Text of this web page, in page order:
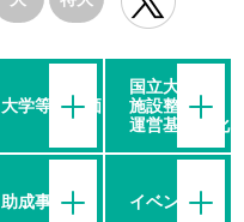
大学等の評価
国立大学の
施設整備・
運営基盤強化
助成事業 イベント